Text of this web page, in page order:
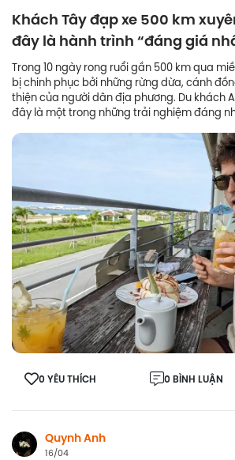
Khách Tây đạp xe 500 km
đây là hành trình “đáng giá
Trong 10 ngày rong ruổi gần 500 km qua
bị chinh phục bởi những rừng dừa, cánh
thiện của người dân địa phương. Du khách
đây là một trong những trải nghiệm đáng
0 YÊU THÍCH 0 BÌNH LUẬN
Quynh Anh
16/04